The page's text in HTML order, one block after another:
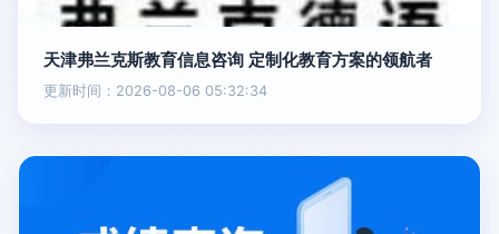
天津弗兰克斯教育信息咨询 定制化教育方案的领航者
更新时间：2026-08-06 05:32:34